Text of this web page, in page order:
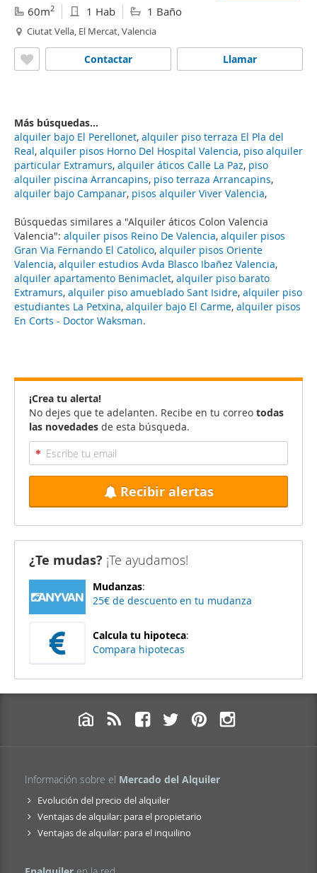
Búsquedas similares a "Alquiler áticos Colon Valencia
Valencia": alquiler pisos Reino De Valencia, alquiler pisos
Gran Via Fernando El Catolico, alquiler pisos Oriente
Valencia, alquiler estudios Avda Blasco Ibañez Valencia,
alquiler apartamento Benimaclet, alquiler piso barato
Extramurs, alquiler piso amueblado Sant Isidre, alquiler piso
estudiantes La Petxina, alquiler bajo El Carme, alquiler pisos
En Corts - Doctor Waksman.
60m2 1 Hab 1 Baño
Ciutat Vella, El Mercat, Valencia
Llamar
Contactar
Más búsquedas...
alquiler bajo El Perellonet, alquiler piso terraza El Pla del
Real, alquiler pisos Horno Del Hospital Valencia, piso alquiler
particular Extramurs, alquiler áticos Calle La Paz, piso
alquiler piscina Arrancapins, piso terraza Arrancapins,
alquiler bajo Campanar, pisos alquiler Viver Valencia,
¡Crea tu alerta!
No dejes que te adelanten. Recibe en tu correo todas
las novedades de esta búsqueda.
Recibir alertas
¿Te mudas? ¡Te ayudamos!
Mudanzas:
25€ de descuento en tu mudanza
Calcula tu hipoteca:
Compara hipotecas
Información sobre el Mercado del Alquiler
Evolución del precio del alquiler
Ventajas de alquilar: para el propietario
Ventajas de alquilar: para el inquilino